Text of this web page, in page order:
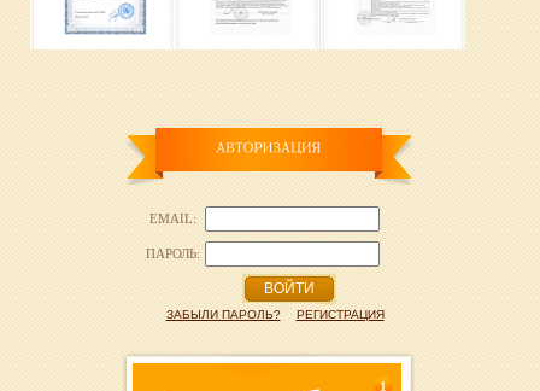
EMAIL:
ПАРОЛЬ:
ВОЙТИ
ЗАБЫЛИ ПАРОЛЬ? РЕГИСТРАЦИЯ
1